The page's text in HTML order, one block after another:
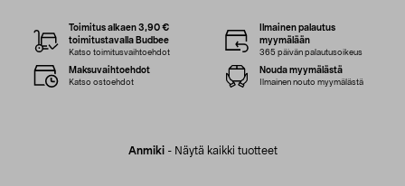
Anmiki- Näytä kaikki tuotteet
Toimitus alkaen 3,90 €
toimitustavalla Budbee
Katso toimitusvaihtoehdot
Ilmainen palautus
myymälään
365 päivän palautusoikeus
Maksuvaihtoehdot
Katso ostoehdot
Nouda myymälästä
Ilmainen nouto myymälästä